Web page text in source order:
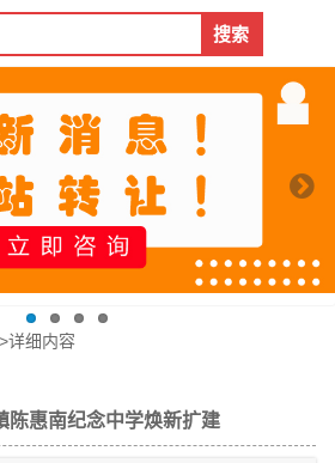
搜索
>详细内容
陈惠南纪念中学焕新扩建